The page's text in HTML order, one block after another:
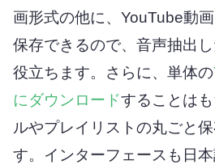
画形式の他に、YouTube動
保存できるので、音声抽出
役立ちます。さらに、単体の
にダウンロードすることは
ルやプレイリストの丸ごと
す。インターフェースも日本